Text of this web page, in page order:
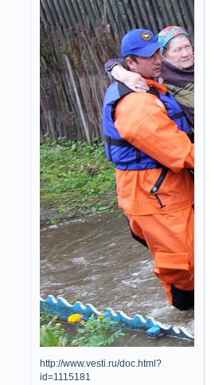
http://www.vesti.ru/doc.html?
id=1115181